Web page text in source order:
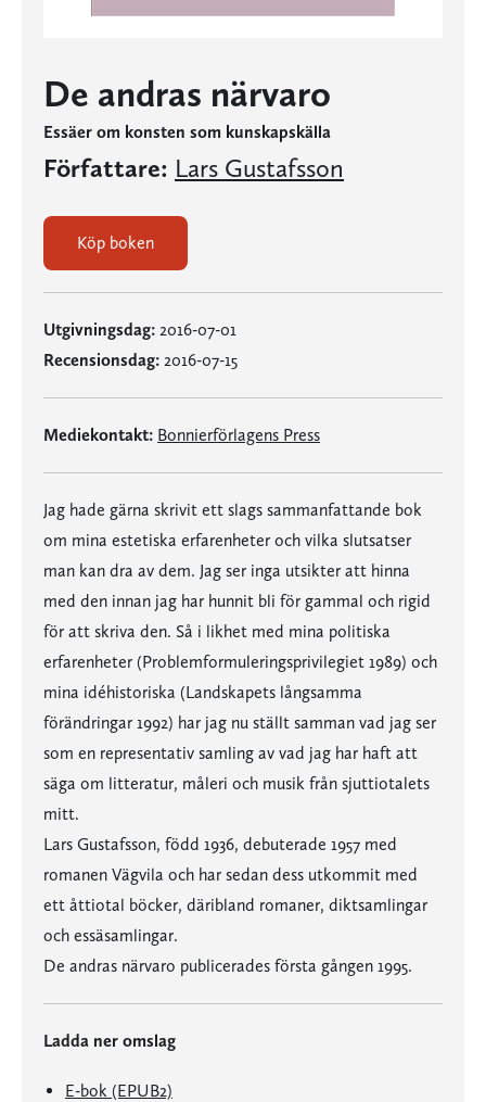
De andras närvaro
Essäer om konsten som kunskapskälla
Författare: Lars Gustafsson
Köp boken
Utgivningsdag: 2016-07-01
Recensionsdag: 2016-07-15
Mediekontakt: Bonnierförlagens Press
Jag hade gärna skrivit ett slags sammanfattande bok
om mina estetiska erfarenheter och vilka slutsatser
man kan dra av dem. Jag ser inga utsikter att hinna
med den innan jag har hunnit bli för gammal och rigid
för att skriva den. Så i likhet med mina politiska
erfarenheter (Problemformuleringsprivilegiet 1989) och
mina idéhistoriska (Landskapets långsamma
förändringar 1992) har jag nu ställt samman vad jag ser
som en representativ samling av vad jag har haft att
säga om litteratur, måleri och musik från sjuttiotalets
mitt.
Lars Gustafsson, född 1936, debuterade 1957 med
romanen Vägvila och har sedan dess utkommit med
ett åttiotal böcker, däribland romaner, diktsamlingar
och essäsamlingar.
De andras närvaro publicerades första gången 1995.
Ladda ner omslag
E-bok (EPUB2)